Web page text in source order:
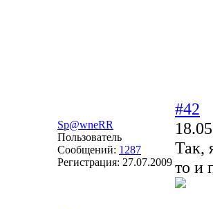
Sp@wneRR
Пользователь
Сообщений: 1287
Регистрация: 27.07.2009
#42
Так,
то и